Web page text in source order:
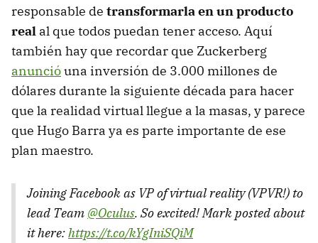
responsable de transformarla en un producto
real al que todos puedan tener acceso. Aquí
también hay que recordar que Zuckerberg
anuncióuna inversión de 3.000 millones de
dólares durante la siguiente década para hacer
que la realidad virtual llegue a la masas, y parece
que Hugo Barra ya es parte importante de ese
plan maestro.
Joining Facebook as VP of virtual reality (VPVR!) to
lead Team @Oculus. So excited! Mark posted about
it here:https://t.co/kYgIniSQiM